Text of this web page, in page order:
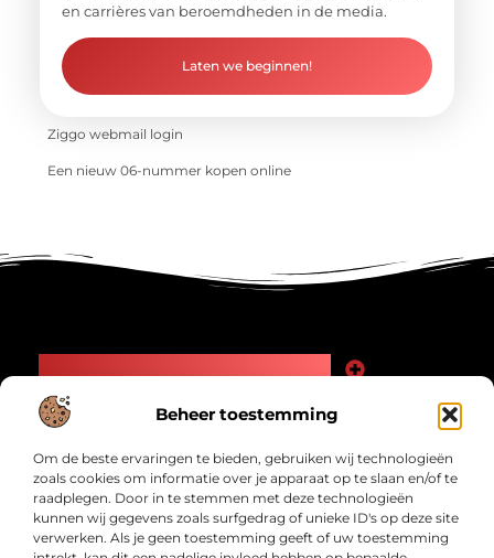
Beheer toestemming
Om de beste ervaringen te bieden, gebruiken wij technologieën
zoals cookies om informatie over je apparaat op te slaan en/of te
raadplegen. Door in te stemmen met deze technologieën
kunnen wij gegevens zoals surfgedrag of unieke ID's op deze site
verwerken. Als je geen toestemming geeft of uw toestemming
en carrières van beroemdheden in de media.
Laten we beginnen!
Ziggo webmail login
Een nieuw 06-nummer kopen online
Bericht categorie